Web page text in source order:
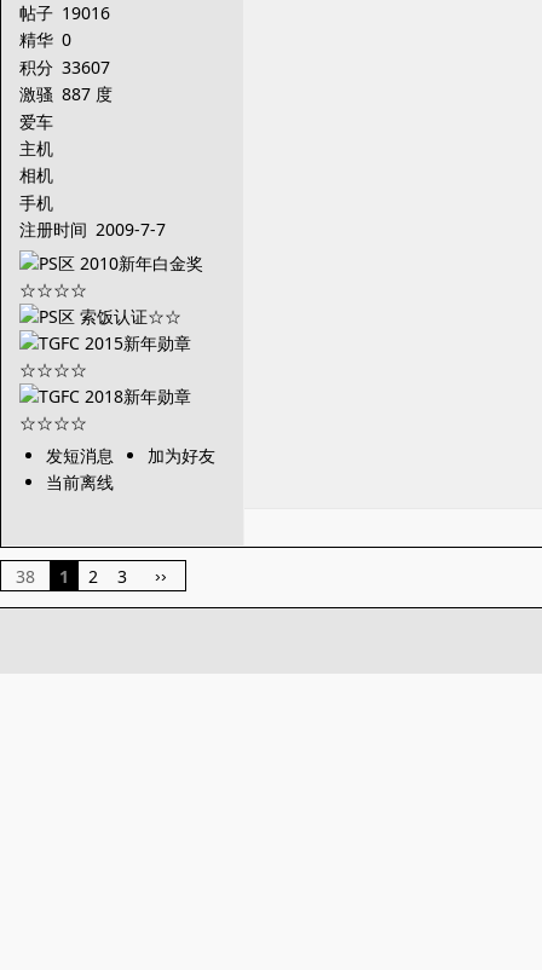
帖子 19016
精华 0
积分 33607
激骚 887 度
爱车
主机
相机
手机
注册时间 2009-7-7
发短消息
加为好友
当前离线
38 1 2 3 ››